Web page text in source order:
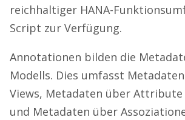
reichhaltiger HANA-
Script zur Verfügung.
Annotationen bilden die
Modells. Dies umfasst
Views, Metadaten über Attribute
und Metadaten über